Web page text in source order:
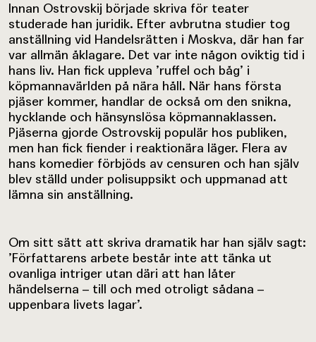
Innan Ostrovskij började skriva för teater
studerade han juridik. Efter avbrutna studier tog
anställning vid Handelsrätten i Moskva, där han far
var allmän åklagare. Det var inte någon oviktig tid i
hans liv. Han fick uppleva ’ruffel och båg’ i
köpmannavärlden på nära håll. När hans första
pjäser kommer, handlar de också om den snikna,
hycklande och hänsynslösa köpmannaklassen.
Pjäserna gjorde Ostrovskij populär hos publiken,
men han fick fiender i reaktionära läger. Flera av
hans komedier förbjöds av censuren och han själv
blev ställd under polisuppsikt och uppmanad att
lämna sin anställning.
Om sitt sätt att skriva dramatik har han själv sagt:
’Författarens arbete består inte att tänka ut
ovanliga intriger utan däri att han låter
händelserna – till och med otroligt sådana –
uppenbara livets lagar’.